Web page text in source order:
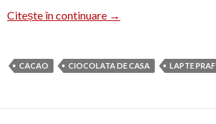
Citește în continuare Ciocolata de casa
→
CACAO CIOCOLATA DE CASA LAPTE PRAF